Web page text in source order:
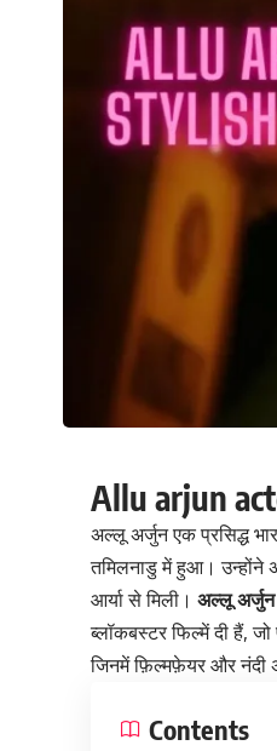
Allu arjun
अल्लू अर्जुन एक प्रसिद्ध
तमिलनाडु में हुआ।
आर्या से मिली।अल्लू अर्जुन
ब्लॉकबस्टर फिल्में दी हैं,
जिनमें फ़िल्मफ़ेयर और नंदी
Contents